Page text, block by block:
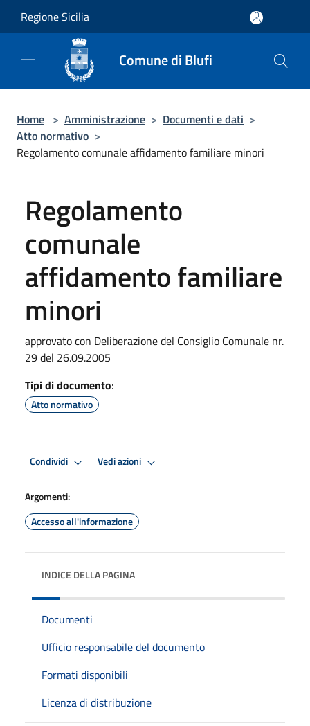
Regione Sicilia
Comune di Blufi
Home > Amministrazione > Documenti e dati >
Atto normativo >
Regolamento comunale affidamento familiare minori
Regolamento
comunale
affidamento familiare
minori
approvato con Deliberazione del Consiglio Comunale nr.
29 del 26.09.2005
Tipi di documento:
Atto normativo
Condividi Vedi azioni
Argomenti:
Accesso all'informazione
INDICE DELLA PAGINA
Documenti
Ufficio responsabile del documento
Formati disponibili
Licenza di distribuzione